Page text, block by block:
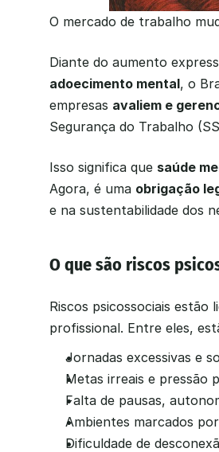
O mercado de trabalho
Diante do aumento
adoecimento mental, o
empresas avaliem e
Segurança do Trabalho
Isso significa que saúde
Agora, é uma obrigação
e na sustentabilidade dos
O que são riscos
Riscos psicossociais
profissional. Entre eles,
Jornadas excessivas e
Metas irreais e pressão
Falta de pausas,
Ambientes marcados
Dificuldade de